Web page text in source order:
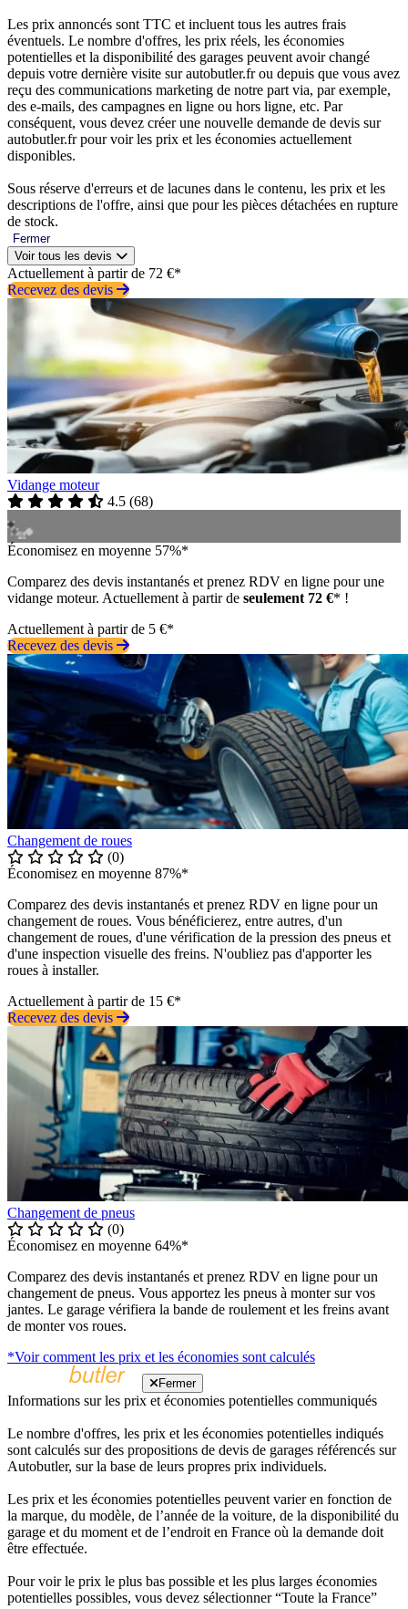
Les prix annoncés sont TTC et incluent tous les autres frais
éventuels. Le nombre d'offres, les prix réels, les économies
potentielles et la disponibilité des garages peuvent avoir changé
depuis votre dernière visite sur autobutler.fr ou depuis que vous avez
reçu des communications marketing de notre part via, par exemple,
des e-mails, des campagnes en ligne ou hors ligne, etc. Par
conséquent, vous devez créer une nouvelle demande de devis sur
autobutler.fr pour voir les prix et les économies actuellement
disponibles.
Sous réserve d'erreurs et de lacunes dans le contenu, les prix et les
descriptions de l'offre, ainsi que pour les pièces détachées en rupture
de stock.
Fermer
Voir tous les devis
Actuellement à partir de 72 €*
Recevez des devis
Vidange moteur
4.5 (68)
Économisez en moyenne 57%*
Comparez des devis instantanés et prenez RDV en ligne pour une
vidange moteur. Actuellement à partir de seulement 72 €* !
Actuellement à partir de 5 €*
Recevez des devis
Changement de roues
(0)
Économisez en moyenne 87%*
Comparez des devis instantanés et prenez RDV en ligne pour un
changement de roues. Vous bénéficierez, entre autres, d'un
changement de roues, d'une vérification de la pression des pneus et
d'une inspection visuelle des freins. N'oubliez pas d'apporter les
roues à installer.
Actuellement à partir de 15 €*
Recevez des devis
Changement de pneus
(0)
Économisez en moyenne 64%*
Comparez des devis instantanés et prenez RDV en ligne pour un
changement de pneus. Vous apportez les pneus à monter sur vos
jantes. Le garage vérifiera la bande de roulement et les freins avant
de monter vos roues.
*Voir comment les prix et les économies sont calculés
Fermer
Informations sur les prix et économies potentielles communiqués
Le nombre d'offres, les prix et les économies potentielles indiqués
sont calculés sur des propositions de devis de garages référencés sur
Autobutler, sur la base de leurs propres prix individuels.
Les prix et les économies potentielles peuvent varier en fonction de
la marque, du modèle, de l’année de la voiture, de la disponibilité du
garage et du moment et de l’endroit en France où la demande doit
être effectuée.
Pour voir le prix le plus bas possible et les plus larges économies
potentielles possibles, vous devez sélectionner “Toute la France”